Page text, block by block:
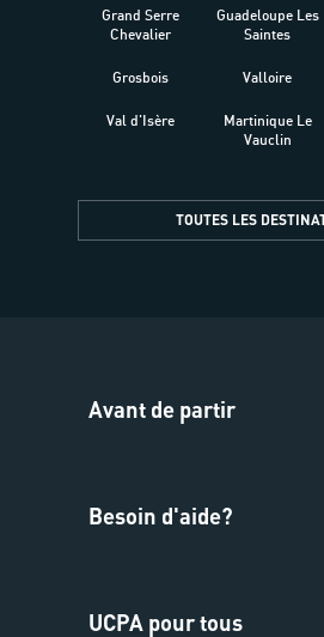
Grand Serre
Chevalier
Grosbois
Val d'Isère
Guadeloupe Les
Saintes
Valloire
Martinique Le
Vauclin
TOUTES LES
Avant de partir
Besoin d'aide?
UCPA pour tous